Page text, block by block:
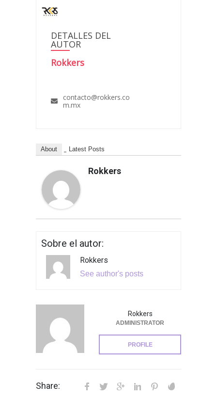
DETALLES DEL
AUTOR
Rokkers
contacto@rokkers.co
m.mx
About Latest Posts
Rokkers
Sobre el autor:
Rokkers
See author's posts
Rokkers
ADMINISTRATOR
PROFILE
Share: